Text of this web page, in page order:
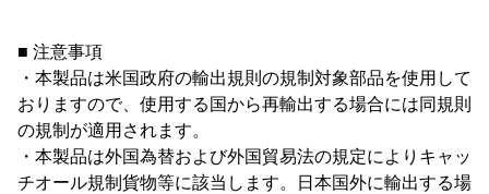
■ 注意事項
・本製品は米国政府の輸出規則の規制対象部品を使用して
おりますので、使用する国から再輸出する場合には同規則
の規制が適用されます。
・本製品は外国為替および外国貿易法の規定によりキャッ
チオール規制貨物等に該当します。日本国外に輸出する場